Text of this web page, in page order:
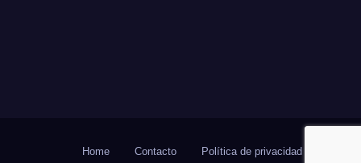
Home Contacto Política de privacidad